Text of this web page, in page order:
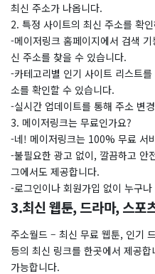
최신 주소가 나옵니다.
2. 특정 사이트의 최신 주소를 확
-메이저링크 홈페이지에서 검색
신 주소를 찾을 수 있습니다.
-카테고리별 인기 사이트 리스트
소를 확인할 수 있습니다.
-실시간 업데이트를 통해 주소 변
3. 메이저링크는 무료인가요?
-네! 메이저링크는 100% 무료 서
-불필요한 광고 없이, 깔끔하고 안
그에서도 제공합니다.
-로그인이나 회원가입 없이 누구
3.최신 웹툰, 드라마, 스포
주소월드 – 최신 무료 웹툰, 인기
등의 최신 링크를 한곳에서 제공
가능합니다.